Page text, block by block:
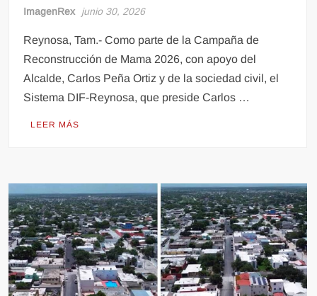
ImagenRex junio 30, 2026
Reynosa, Tam.- Como parte de la Campaña de
Reconstrucción de Mama 2026, con apoyo del
Alcalde, Carlos Peña Ortiz y de la sociedad civil, el
Sistema DIF-Reynosa, que preside Carlos …
LEER MÁS